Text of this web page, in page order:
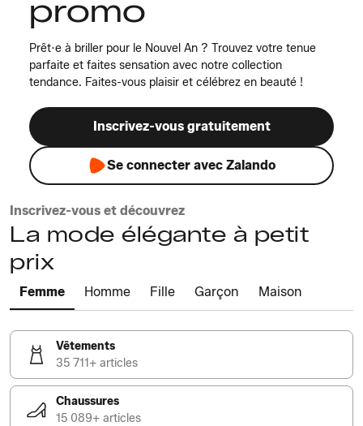
promo
Prêt·e à briller pour le Nouvel An ? Trouvez votre tenue
parfaite et faites sensation avec notre collection
tendance. Faites-vous plaisir et célébrez en beauté !
Inscrivez-vous gratuitement
Se connecter avec Zalando
Inscrivez-vous et découvrez
La mode élégante à petit
prix
Femme Homme Fille Garçon Maison
Vêtements
35 711+ articles
Chaussures
15 089+ articles